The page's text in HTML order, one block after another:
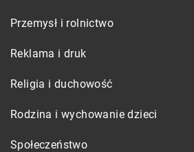
Przemysł i rolnictwo
Reklama i druk
Religia i duchowość
Rodzina i wychowanie dzieci
Społeczeństwo